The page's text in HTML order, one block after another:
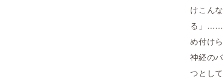
けこん
る」……
め付け
神経の
つとし